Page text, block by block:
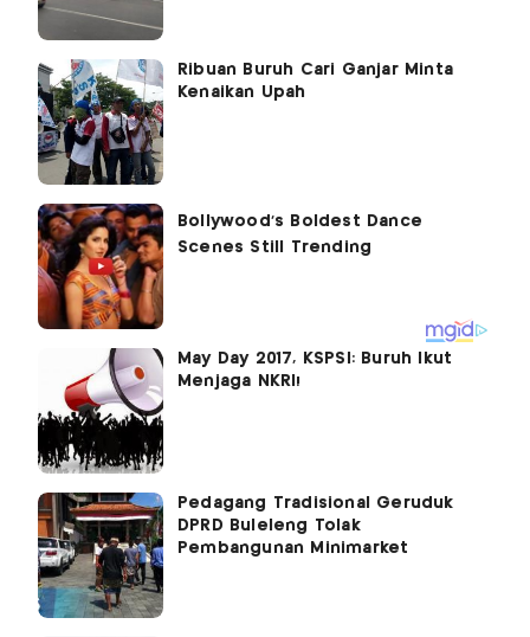
Ribuan Buruh Cari Ganjar Minta
Kenaikan Upah
May Day 2017, KSPSI: Buruh Ikut
Menjaga NKRI!
Pedagang Tradisional Geruduk
DPRD Buleleng Tolak
Pembangunan Minimarket